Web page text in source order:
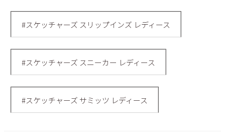
#スケッチャーズ スリップインズ レディース
#スケッチャーズ スニーカー レディース
#スケッチャーズ サミッツ レディース